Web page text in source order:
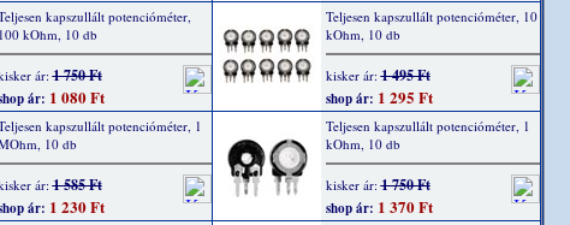
kapszullált potencióméter,
100 kOhm, 10 db
ár:1 750 Ft
ár: 1 080 Ft
Teljesen kapszullált potencióméter, 10
kOhm, 10 db
kisker ár:1 495 Ft
shop ár: 1 295 Ft
kapszullált potencióméter, 1
10 db
ár:1 585 Ft
ár: 1 230 Ft
Teljesen kapszullált potencióméter, 1
kOhm, 10 db
kisker ár:1 750 Ft
shop ár: 1 370 Ft